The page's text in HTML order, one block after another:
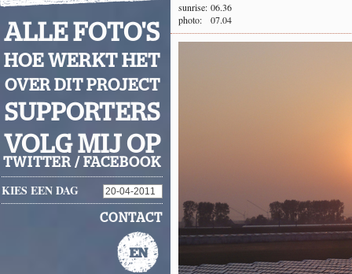
ALLE FOTO'S
HOE WERKT HET
OVER DIT PROJECT
SUPPORTERS
VOLG MIJ OP
TWITTER / FACEBOOK
KIES EEN DAG
CONTACT
sunrise: 06.36
photo:
07.04